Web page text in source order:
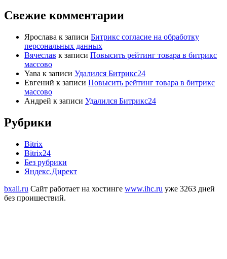
Свежие комментарии
Ярослава к записи Битрикс согласие на обработку
персональных данных
Вячеслав к записи Повысить рейтинг товара в битрикс
массово
Yana к записи Удалился Битрикс24
Евгений к записи Повысить рейтинг товара в битрикс
массово
Андрей к записи Удалился Битрикс24
Рубрики
Bitrix
Bitrix24
Без рубрики
Яндекс.Директ
bxall.ru Сайт работает на хостинге www.ihc.ru уже 3263 дней
без проишествий.